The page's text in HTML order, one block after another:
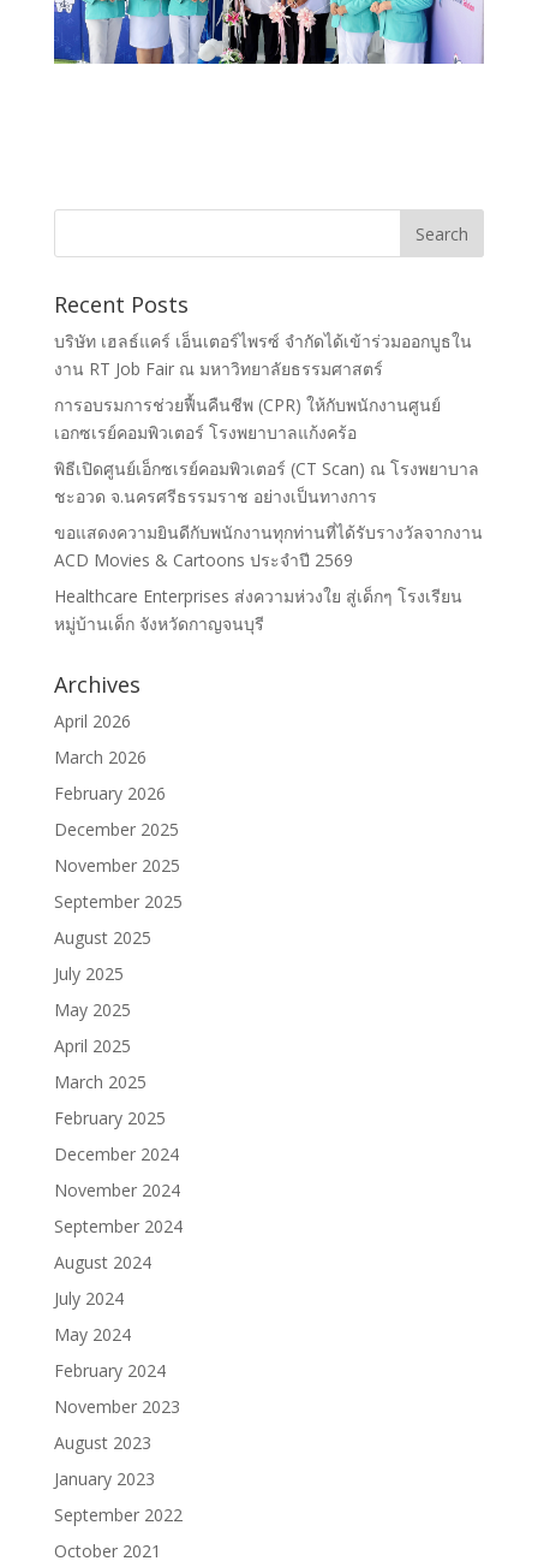
Recent Posts
บริษัท เฮลธ์แคร์ เอ็นเตอร์ไพรซ์ จำกัดได้เข้าร่วมออกบูธใน
งาน RT Job Fair ณ มหาวิทยาลัยธรรมศาสตร์
การอบรมการช่วยฟื้นคืนชีพ (CPR) ให้กับพนักงานศูนย์
เอกซเรย์คอมพิวเตอร์ โรงพยาบาลแก้งคร้อ
พิธีเปิดศูนย์เอ็กซเรย์คอมพิวเตอร์ (CT Scan) ณ โรงพยาบาล
ชะอวด จ.นครศรีธรรมราช อย่างเป็นทางการ
ขอแสดงความยินดีกับพนักงานทุกท่านที่ได้รับรางวัลจากงาน
ACD Movies & Cartoons ประจำปี 2569
Healthcare Enterprises ส่งความห่วงใย สู่เด็กๆ โรงเรียน
หมู่บ้านเด็ก จังหวัดกาญจนบุรี
Archives
April 2026
March 2026
February 2026
December 2025
November 2025
September 2025
August 2025
July 2025
May 2025
April 2025
March 2025
February 2025
December 2024
November 2024
September 2024
August 2024
July 2024
May 2024
February 2024
November 2023
August 2023
January 2023
September 2022
October 2021